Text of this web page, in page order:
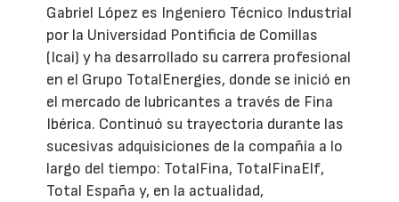
Gabriel López es Ingeniero Técnico Industrial
por la Universidad Pontificia de Comillas
(Icai) y ha desarrollado su carrera profesional
en el Grupo TotalEnergies, donde se inició en
el mercado de lubricantes a través de Fina
Ibérica. Continuó su trayectoria durante las
sucesivas adquisiciones de la compañía a lo
largo del tiempo: TotalFina, TotalFinaElf,
Total España y, en la actualidad,